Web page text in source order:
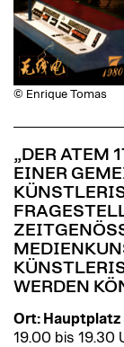
© Enrique Tomas
„DER ATEM
EINER
WERDEN
Ort: Hauptplatz
19.00 bis 19.30